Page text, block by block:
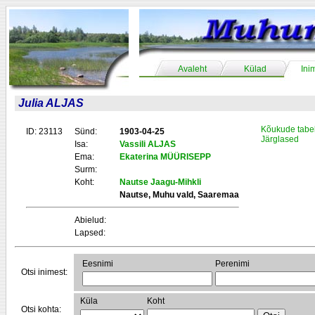
Avaleht Külad
Julia ALJAS
ID: 23113 Sünd:
1903-04-25
Isa:
Vassili ALJAS
Ema:
Ekaterina MÜÜRISEPP
Surm:
Koht:
Nautse Jaagu-Mihkli
Nautse, Muhu vald, Saaremaa
Abielud:
Lapsed:
Kõukude
Järglased
Otsi inimest:
Eesnimi Perenimi
Otsi kohta:
Küla Koht